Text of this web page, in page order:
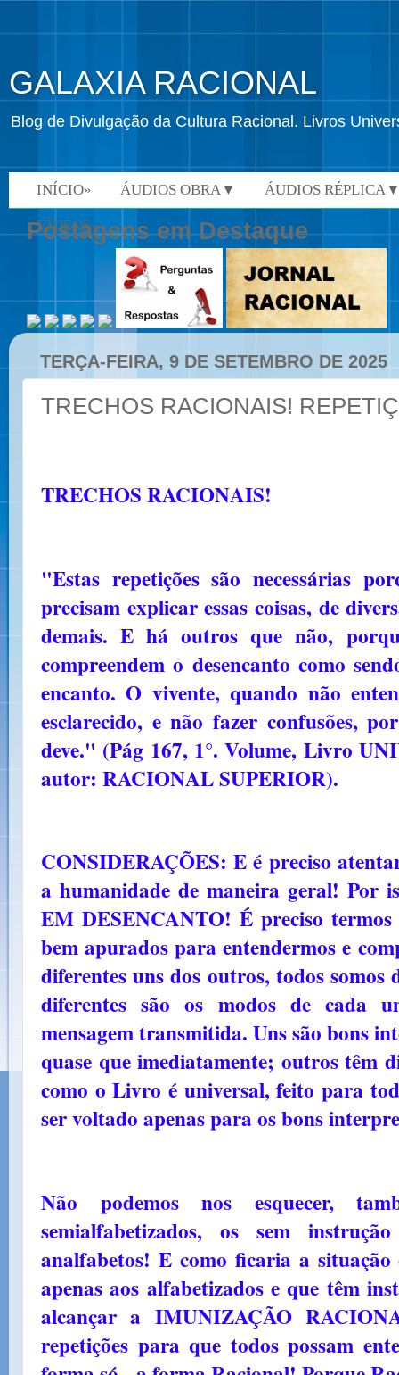
GALAXIA RACIONAL
Blog de Divulgação da Cultura Racional. Livros
INÍCIO» ÁUDIOS OBRA▼ ÁUDIOS
VÍDEOS»
Postagens em Destaque
TERÇA-FEIRA, 9 DE SETEMBRO DE 2025
TRECHOS RACIONAIS!
TRECHOS RACIONAIS!
"Estas repetições são necessárias
precisam explicar essas coisas, de
demais. E há outros que não,
compreendem o desencanto como
encanto. O vivente, quando não
esclarecido, e não fazer confusões,
deve." (Pág 167, 1°. Volume, Livro
autor: RACIONAL SUPERIOR).
CONSIDERAÇÕES: E é preciso
a humanidade de maneira geral! Por
EM DESENCANTO! É preciso termos
bem apurados para entendermos e
diferentes uns dos outros, todos somos
diferentes são os modos de cada
mensagem transmitida. Uns são bons
quase que imediatamente; outros têm
como o Livro é universal, feito para
ser voltado apenas para os bons
Não podemos nos esquecer,
semialfabetizados, os sem
analfabetos! E como ficaria a situação
apenas aos alfabetizados e que têm
alcançar a IMUNIZAÇÃO
repetições para que todos possam